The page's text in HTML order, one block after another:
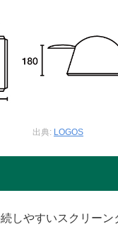
出典: LOGOS
しやすいスクリーン